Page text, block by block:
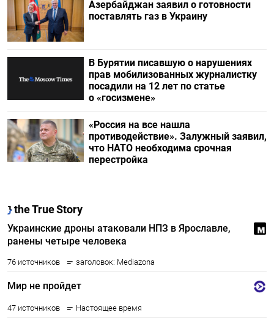
Азербайджан заявил о готовности
поставлять газ в Украину
В Бурятии писавшую о нарушениях
прав мобилизованных журналистку
посадили на 12 лет по статье
о «госизмене»
«Россия на все нашла
противодействие». Залужный заявил,
что НАТО необходима срочная
перестройка